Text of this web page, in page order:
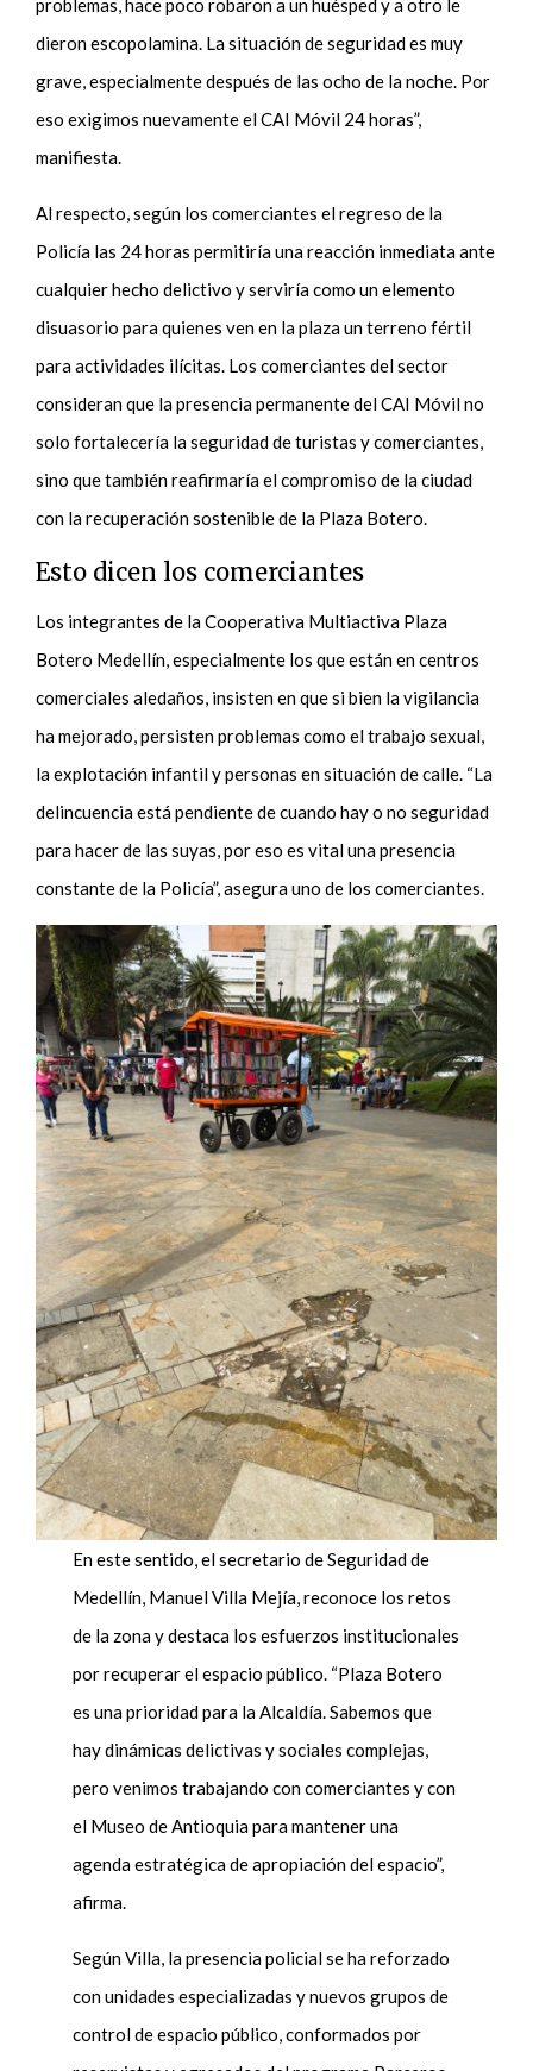
problemas, hace poco robaron a un huésped y a otro le
dieron escopolamina. La situación de seguridad es muy
grave, especialmente después de las ocho de la noche. Por
eso exigimos nuevamente el CAI Móvil 24 horas”,
manifiesta.
Al respecto, según los comerciantes el regreso de la
Policía las 24 horas permitiría una reacción inmediata ante
cualquier hecho delictivo y serviría como un elemento
disuasorio para quienes ven en la plaza un terreno fértil
para actividades ilícitas. Los comerciantes del sector
consideran que la presencia permanente del CAI Móvil no
solo fortalecería la seguridad de turistas y comerciantes,
sino que también reafirmaría el compromiso de la ciudad
con la recuperación sostenible de la Plaza Botero.
Esto dicen los comerciantes
Los integrantes de la Cooperativa Multiactiva Plaza
Botero Medellín, especialmente los que están en centros
comerciales aledaños, insisten en que si bien la vigilancia
ha mejorado, persisten problemas como el trabajo sexual,
la explotación infantil y personas en situación de calle. “La
delincuencia está pendiente de cuando hay o no seguridad
para hacer de las suyas, por eso es vital una presencia
constante de la Policía”, asegura uno de los comerciantes.
En este sentido, el secretario de Seguridad de
Medellín, Manuel Villa Mejía, reconoce los retos
de la zona y destaca los esfuerzos institucionales
por recuperar el espacio público. “Plaza Botero
es una prioridad para la Alcaldía. Sabemos que
hay dinámicas delictivas y sociales complejas,
pero venimos trabajando con comerciantes y con
el Museo de Antioquia para mantener una
agenda estratégica de apropiación del espacio”,
afirma.
Según Villa, la presencia policial se ha reforzado
con unidades especializadas y nuevos grupos de
control de espacio público, conformados por